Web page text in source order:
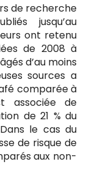
de recherche
jusqu’au
ont retenu
de 2008 à
d’au moins
sources a
comparée à
associée de
de 21 % du
le cas du
de risque de
aux non-